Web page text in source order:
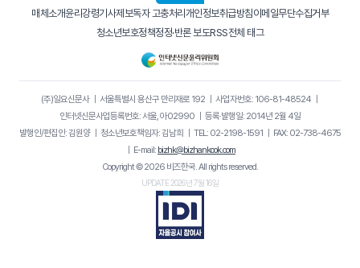
매체소개윤리강령기사제보독자 고충처리개인정보취급방침이메일무단수집거부
청소년보호정책정정·반론 보도RSS전체 태그
(주)일요신문사｜ 서울특별시 용산구 만리재로 192｜ 사업자번호: 106-81-48524｜
인터넷신문사업등록번호: 서울, 아02990 ｜ 등록·발행일: 2014년 2월 4일
발행인/편집인: 김원양｜ 청소년보호책임자: 김남희 ｜ TEL: 02-2198-1591 ｜ FAX: 02-738-4675
｜ E-mail: bizhk@bizhankook.com
Copyright © 2026 비즈한국. All rights reserved.
UPDATE 2026년 7월 16일